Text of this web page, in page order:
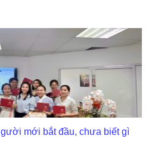
mới bắt đầu, chưa biết gì